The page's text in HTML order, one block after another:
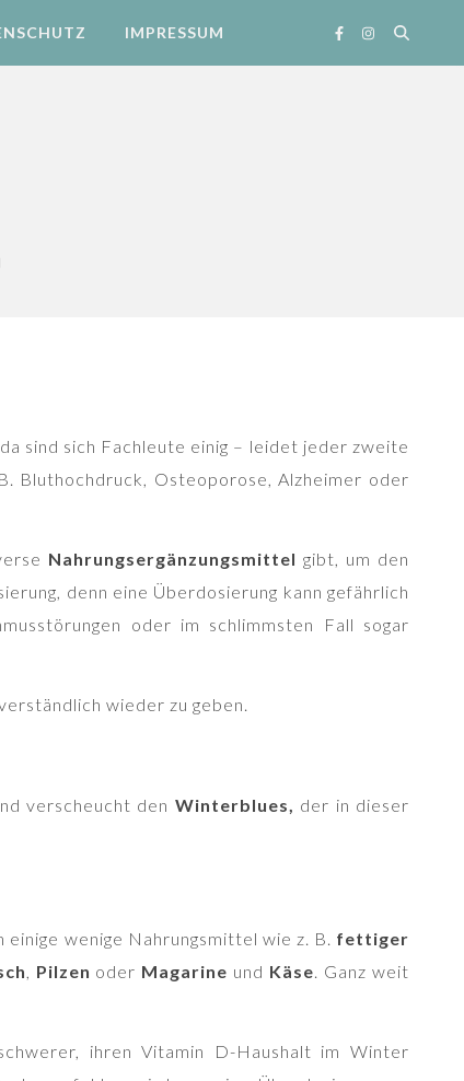
IMPRESSUM
sind sich Fachleute einig – leidet jeder zweite
Bluthochdruck, Osteoporose, Alzheimer oder
Nahrungsergänzungsmittel gibt, um den
denn eine Überdosierung kann gefährlich
oder im schlimmsten Fall sogar
wieder zu geben.
verscheucht den Winterblues, der in dieser
wenige Nahrungsmittel wie z. B. fettiger
, Pilzen oder Magarine und Käse. Ganz weit
ihren Vitamin D-Haushalt im Winter